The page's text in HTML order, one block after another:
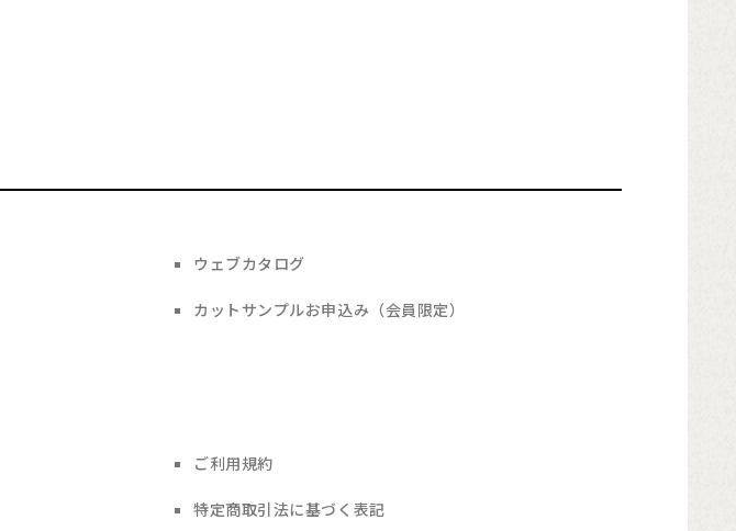
ウェブカタログ
カットサンプルお申込み（会員限定）
ご利用規約
特定商取引法に基づく表記